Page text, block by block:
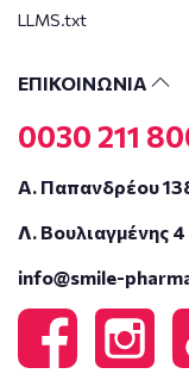
LLMS.txt
ΕΠΙΚΟΙΝΩΝΙΑ
0030 211
Α. Παπανδρέου
Λ. Βουλιαγμένης
info@smile-